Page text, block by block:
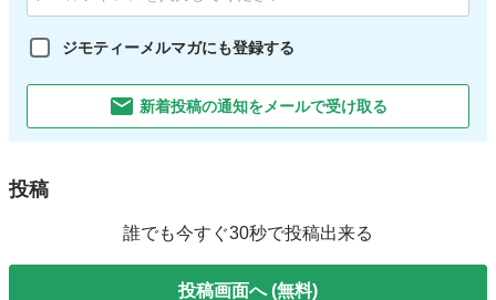
ジモティーメルマガにも登録する
新着投稿の通知をメールで受け取る
投稿
誰でも今すぐ30秒で投稿出来る
投稿画面へ (無料)